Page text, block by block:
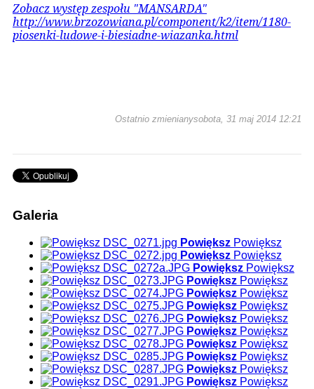
Zobacz występ zespołu "MANSARDA"
http://www.brzozowiana.pl/component/k2/item/1180-
piosenki-ludowe-i-biesiadne-wiazanka.html
Ostatnio zmienianysobota, 31 maj 2014 12:21
Galeria
Powiększ Powiększ
Powiększ Powiększ
Powiększ Powiększ
Powiększ Powiększ
Powiększ Powiększ
Powiększ Powiększ
Powiększ Powiększ
Powiększ Powiększ
Powiększ Powiększ
Powiększ Powiększ
Powiększ Powiększ
Powiększ Powiększ